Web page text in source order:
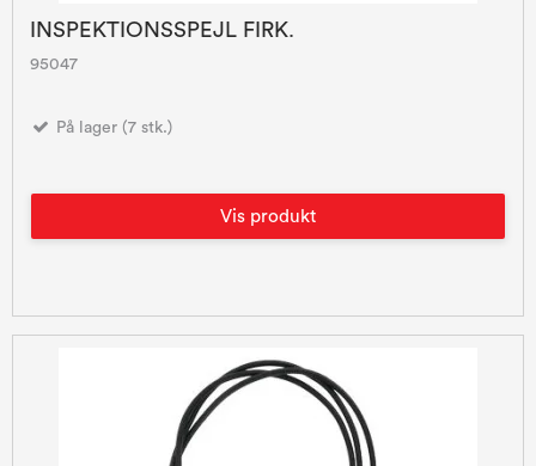
INSPEKTIONSSPEJL FIRK.
95047
På lager (7 stk.)
Vis produkt